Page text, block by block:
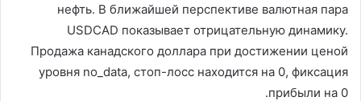
нефть. В ближайшей перспективе валютная пара
USDCAD показывает отрицательную динамику.
Продажа канадского доллара при достижении ценой
уровня no_data, стоп-лосс находится на 0, фиксация
прибыли на 0.